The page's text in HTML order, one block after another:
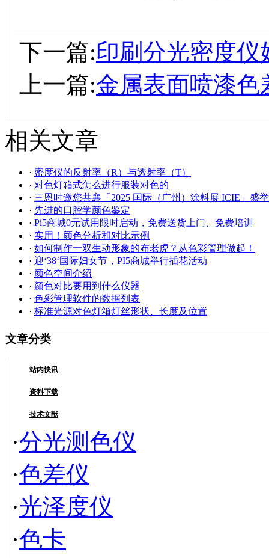
下一篇:印刷分光密度
上一篇:金属表面喷漆色
相关文章
· 密度仪的反射率（R）与透射率（T）
· 对色灯箱式怎么进行服装对色的
· 三恩时邀您共襄「2025 国际（广州）涂料展 ICIE」盛举
· 先进的口腔学颜色鉴定
· Pi5商城0元试用限时启动，免费送货上门、免费培训
· 实用！颜色分析和对比示例
· 如何制作一双生动形象的布老虎？从色彩管理做起！
· 迎‘38‘国际妇女节，PI5商城举行插花活动
· 颜色空间介绍
· 颜色对比要用到什么仪器
· 色彩管理软件的数据列表
· 标准光源对色灯箱灯丝形状、长度及位置
文章分类
站内快讯
资料下载
技术文献
·分光测色仪
·色差仪
·光泽度仪
·色卡